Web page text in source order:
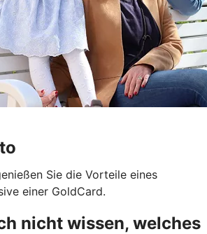
Sie die Vorteile eines
einer GoldCard.
nicht wissen, welches